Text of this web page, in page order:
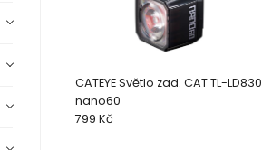
CATEYE Světlo zad. CAT TL-LD830
nano60
799 Kč